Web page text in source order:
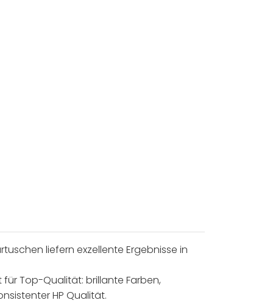
liefern exzellente Ergebnisse in
für Top-Qualität: brillante Farben,
HP Qualität.